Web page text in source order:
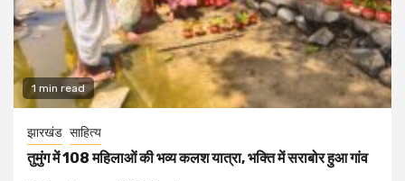
1 min read
झारखंड साहित्य
तुमुंग में 108 महिलाओं की भव्य कलश यात्रा, भक्ति में सराबोर हुआ गांव